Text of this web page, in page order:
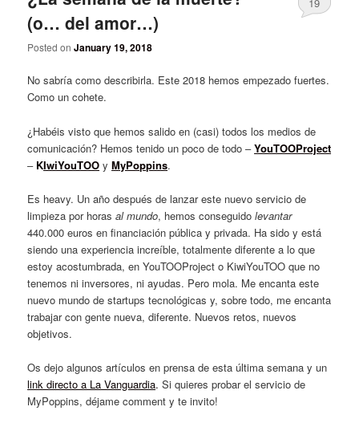
(o… del amor…)
Posted onJanuary 19, 2018
19
No sabría como describirla. Este 2018 hemos empezado fuertes.
Como un cohete.
¿Habéis visto que hemos salido en (casi) todos los medios de
comunicación? Hemos tenido un poco de todo –YouTOOProject
– KIwiYouTOO yMyPoppins.
Es heavy. Un año después de lanzar este nuevo servicio de
limpieza por horasal mundo, hemos conseguidolevantar
440.000 euros en financiación pública y privada. Ha sido y está
siendo una experiencia increíble, totalmente diferente a lo que
estoy acostumbrada, en YouTOOProject o KiwiYouTOO que no
tenemos ni inversores, ni ayudas. Pero mola. Me encanta este
nuevo mundo de startups tecnológicas y, sobre todo, me encanta
trabajar con gente nueva, diferente. Nuevos retos, nuevos
objetivos.
Os dejo algunos artículos en prensa de esta última semana y un
link directo a La Vanguardia. Si quieres probar el servicio de
MyPoppins, déjame comment y te invito!